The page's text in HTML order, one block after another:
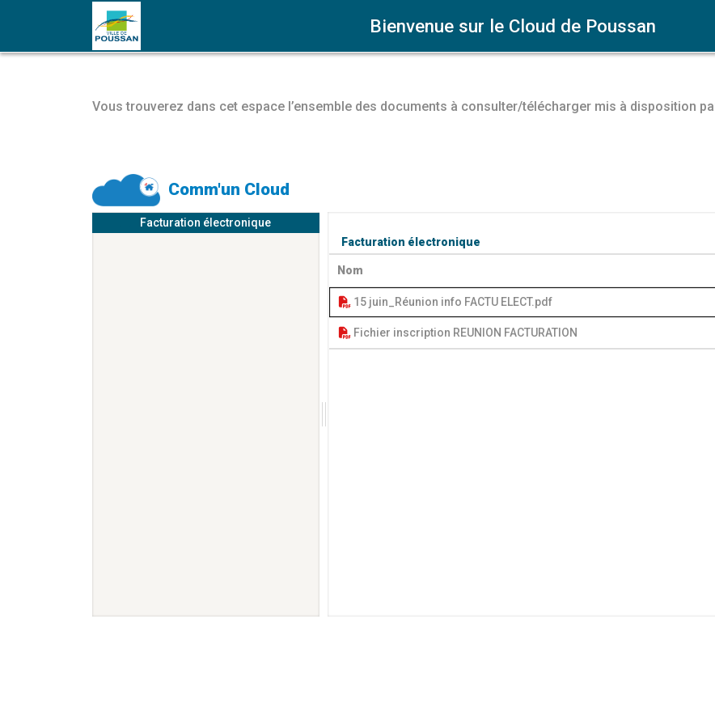
Bienvenue sur le Cloud de Poussan
Vous trouverez dans cet espace l’ensemble des documents à consulter/télécharger mis à disposition
Comm'un Cloud
Facturation électronique
Facturation électronique
15 juin_Réunion info FACTU ELECT.pdf
Fichier inscription REUNION FACTURATION